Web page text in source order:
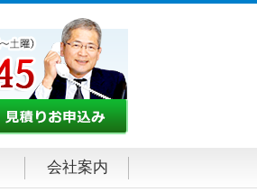
会社案内